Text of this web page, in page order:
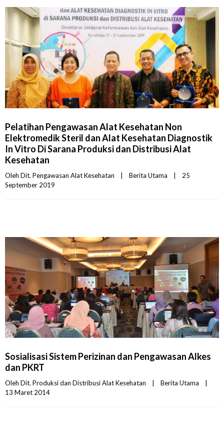
Pelatihan Pengawasan Alat Kesehatan Non
Elektromedik Steril dan Alat Kesehatan Diagnostik
In Vitro Di Sarana Produksi dan Distribusi Alat
Kesehatan
Oleh Dit. Pengawasan Alat Kesehatan Berita Utama
25
September 2019
Sosialisasi Sistem Perizinan dan Pengawasan Alkes
dan PKRT
Oleh Dit. Produksi dan Distribusi Alat Kesehatan Berita Utama
13 Maret 2014